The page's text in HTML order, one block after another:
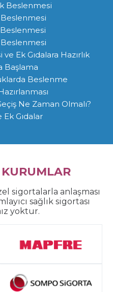
Beslenmesi
Ek Gıdalara Hazırlık
Başlama
Beslenme
Ne Zaman Olmalı?
Gıdalar
sigortalarla anlaşması
sağlık sigortası
yoktur.